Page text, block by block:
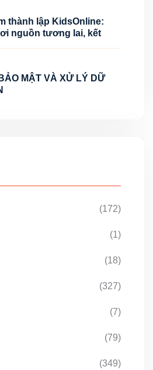
thành lập KidsOnline:
nguồn tương lai, kết
MẬT VÀ XỬ LÝ DỮ
(172)
(1)
(18)
(327)
(7)
(79)
(349)